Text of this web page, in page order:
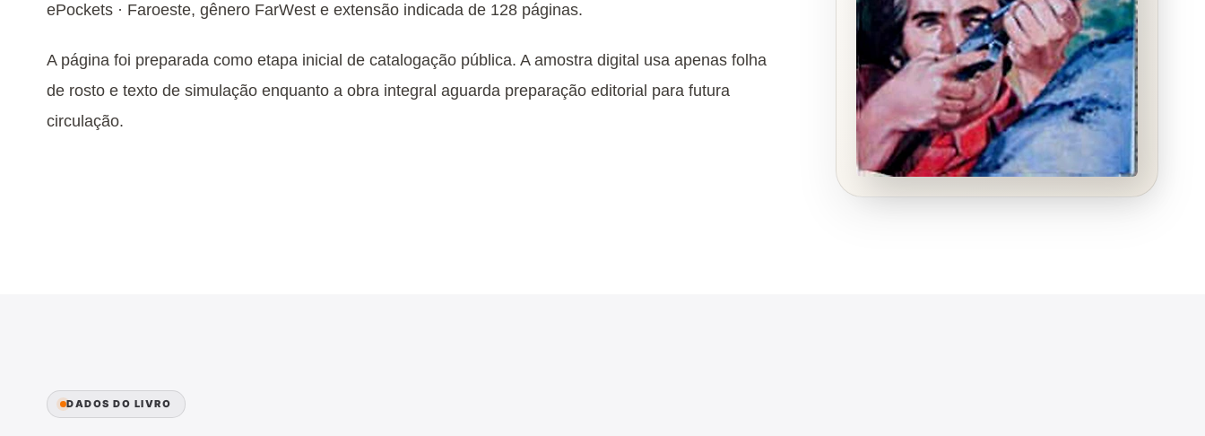
ePockets · Faroeste, gênero FarWest e extensão indicada de 128 páginas.
A página foi preparada como etapa inicial de catalogação pública. A amostra digital usa apenas folha
de rosto e texto de simulação enquanto a obra integral aguarda preparação editorial para futura
circulação.
DADOS DO LIVRO